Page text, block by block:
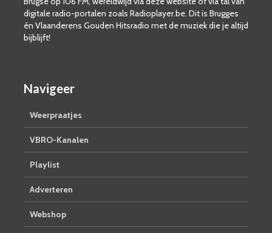
digitale radio-portalen zoals Radioplayer.be. Dit is Brugges
én Vlaanderens Gouden Hitsradio met de muziek die je altijd
bijblijft!
Navigeer
Weerpraatjes
VBRO-Kanalen
Playlist
Adverteren
Webshop